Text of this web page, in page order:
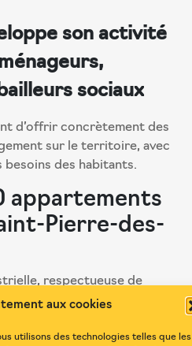
aux cookies
utilisons des technologies telles que les
son activité
sociaux
d’offrir concrètement des
sur le territoire, avec
des habitants.
appartements
Pierre-des-
respectueuse de
appartements. Une
de commerces,